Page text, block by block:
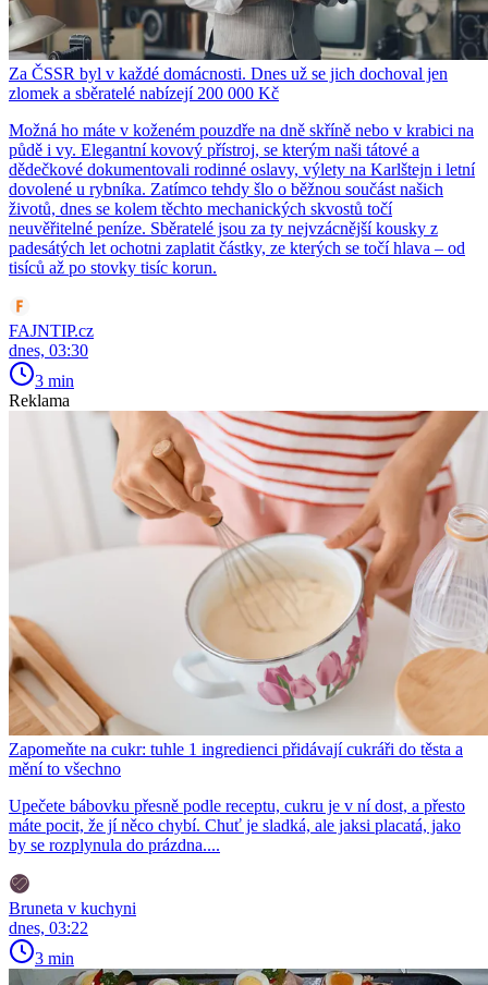
Za ČSSR byl v každé domácnosti. Dnes už se jich dochoval jen
zlomek a sběratelé nabízejí 200 000 Kč
Možná ho máte v koženém pouzdře na dně skříně nebo v krabici na
půdě i vy. Elegantní kovový přístroj, se kterým naši tátové a
dědečkové dokumentovali rodinné oslavy, výlety na Karlštejn i letní
dovolené u rybníka. Zatímco tehdy šlo o běžnou součást našich
životů, dnes se kolem těchto mechanických skvostů točí
neuvěřitelné peníze. Sběratelé jsou za ty nejvzácnější kousky z
padesátých let ochotni zaplatit částky, ze kterých se točí hlava – od
tisíců až po stovky tisíc korun.
FAJNTIP.cz
dnes, 03:30
3 min
Reklama
Zapomeňte na cukr: tuhle 1 ingredienci přidávají cukráři do těsta a
mění to všechno
Upečete bábovku přesně podle receptu, cukru je v ní dost, a přesto
máte pocit, že jí něco chybí. Chuť je sladká, ale jaksi placatá, jako
by se rozplynula do prázdna....
Bruneta v kuchyni
dnes, 03:22
3 min